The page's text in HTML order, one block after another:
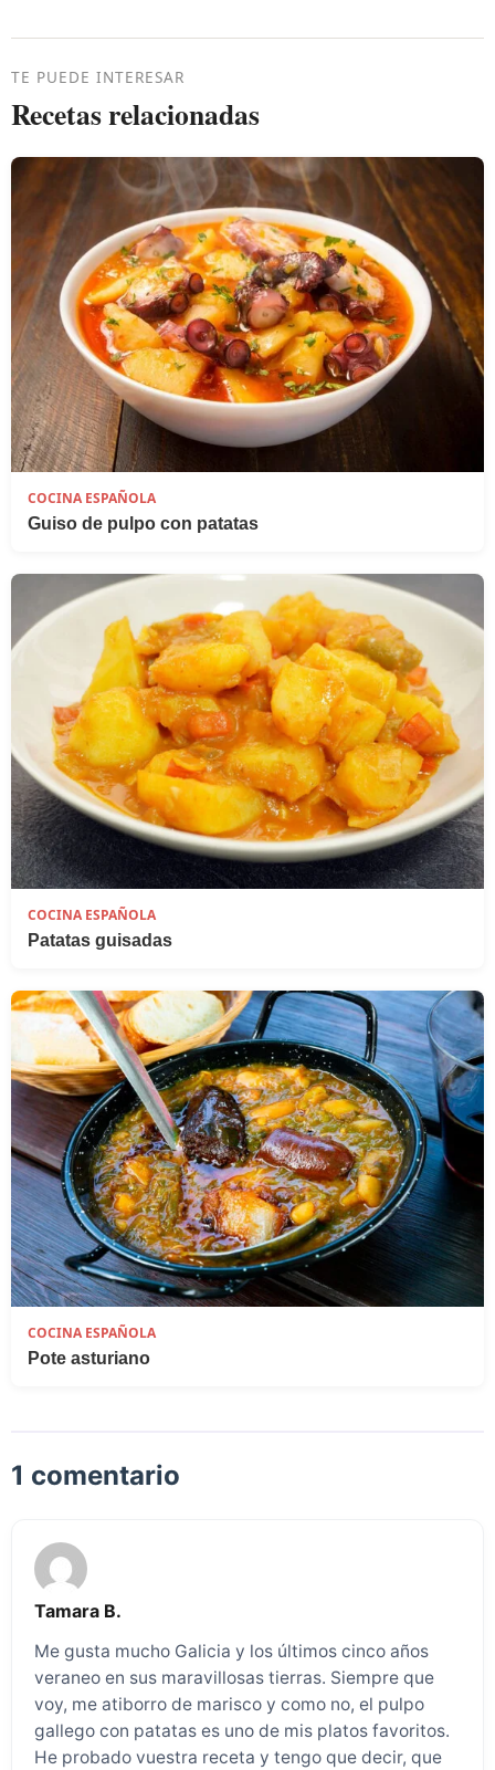
TE PUEDE INTERESAR
Recetas relacionadas
COCINA ESPAÑOLA
Guiso de pulpo con patatas
COCINA ESPAÑOLA
Patatas guisadas
COCINA ESPAÑOLA
Pote asturiano
1 comentario
Tamara B.
Me gusta mucho Galicia y los últimos cinco años
veraneo en sus maravillosas tierras. Siempre que
voy, me atiborro de marisco y como no, el pulpo
gallego con patatas es uno de mis platos favoritos.
He probado vuestra receta y tengo que decir, que